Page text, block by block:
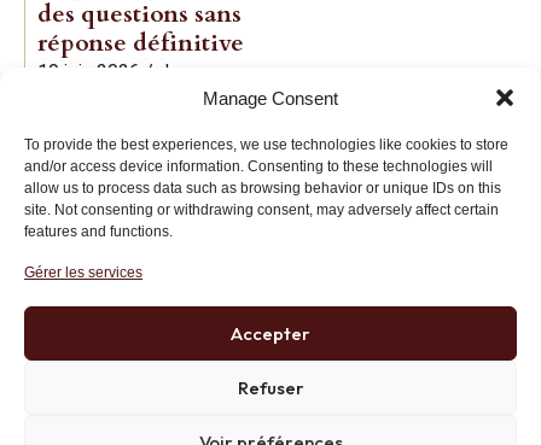
Manage Consent
To provide the best experiences, we use technologies like cookies to store
and/or access device information. Consenting to these technologies will
allow us to process data such as browsing behavior or unique IDs on this
site. Not consenting or withdrawing consent, may adversely affect certain
features and functions.
Gérer les services
Accepter
Refuser
des questions sans
réponse définitive
19 juin 2026 / Jean-
Institut des Libertés
+33 (0)1 71 20 45 39